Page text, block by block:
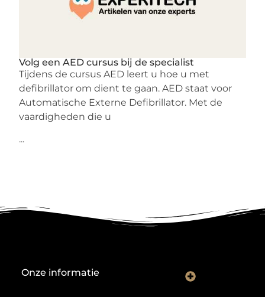
Volg een AED cursus bij de specialist
Tijdens de cursus AED leert u hoe u met
defibrillator om dient te gaan. AED staat voor
Automatische Externe Defibrillator. Met de
vaardigheden die u
...
Onze informatie